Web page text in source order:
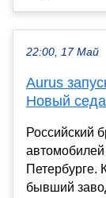
22:00, 17 Май
Aurus
Новый
Российский
автомобилей
Петербурге.
бывший